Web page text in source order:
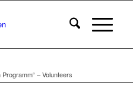
– Volunteers